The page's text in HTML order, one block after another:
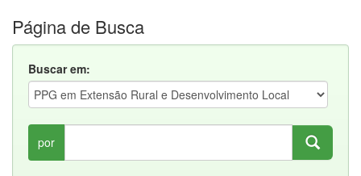
Página de Busca
Buscar em:
por